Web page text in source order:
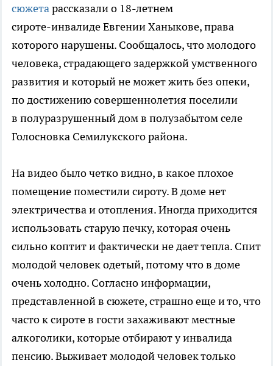
сюжетарассказали о 18-летнем
сироте-инвалидеЕвгении Ханыкове, права
которого нарушены. Сообщалось, что молодого
человека, страдающего задержкой умственного
развития и который не может жить без опеки,
по достижению совершеннолетия поселили
в полуразрушенный дом в полузабытом селе
Голосновка Семилукского района.
На видео было четко видно, в какое плохое
помещение поместили сироту. В доме нет
электричества и отопления. Иногда приходится
использовать старую печку, которая очень
сильно коптит и фактически не дает тепла. Спит
молодой человек одетый, потому что в доме
очень холодно. Согласно информации,
представленной в сюжете, страшно еще и то, что
часто к сироте в гости захаживают местные
алкоголики, которые отбирают у инвалида
пенсию. Выживает молодой человек только